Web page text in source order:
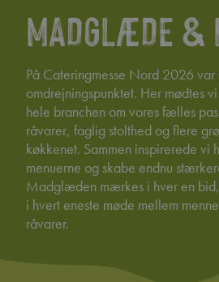
MADGLÆDE &
På Cateringmesse Nord 2026
omdrejningspunktet. Her mødtes
hele branchen om vores fælles
råvarer, faglig stolthed og flere
køkkenet. Sammen inspirerede vi
menuerne og skabe endnu
Madglæden mærkes i hver en
i hvert eneste møde mellem
råvarer.